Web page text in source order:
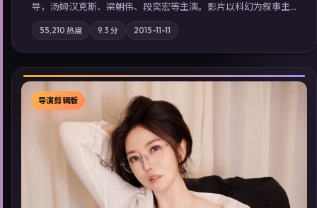
导，汤姆·汉克斯、梁朝伟、段奕宏等主演。影片以科幻为叙事主
轴，城市霓虹背后，有人用规则改写命运；摄影与配乐强化地域
气质；站内亦可通过「国产免费观看高清电视剧在线看」延展检
索同类型高分佳作，畅享高清在线追剧体验。
55,210 热度 9.3 分 2015-11-11
▶
导演剪辑版